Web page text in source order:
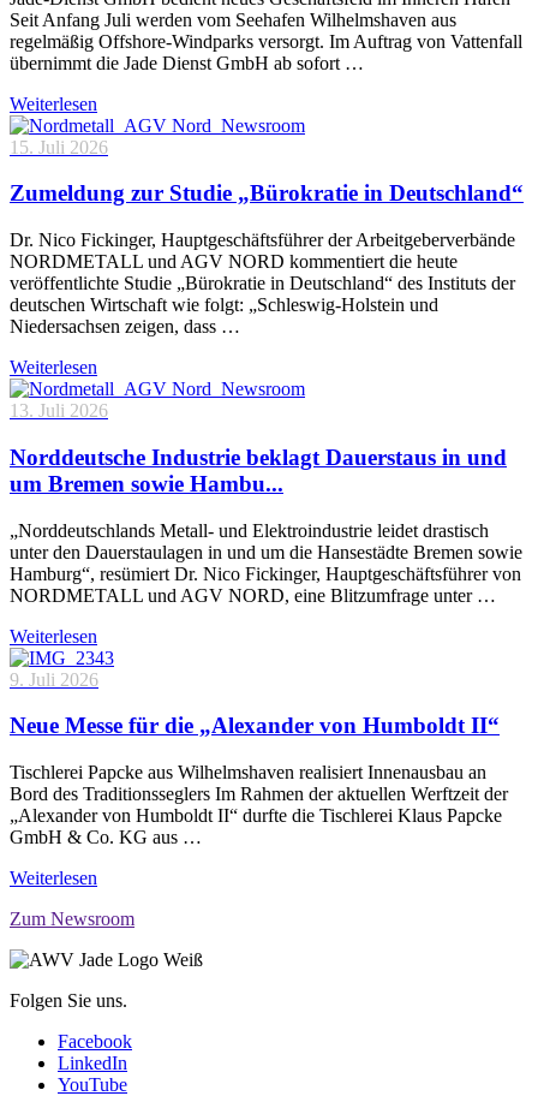
Seit Anfang Juli werden vom Seehafen Wilhelmshaven aus
regelmäßig Offshore-Windparks versorgt. Im Auftrag von Vattenfall
übernimmt die Jade Dienst GmbH ab sofort …
Weiterlesen
15. Juli 2026
Zumeldung zur Studie „Bürokratie in Deutschland“
Dr. Nico Fickinger, Hauptgeschäftsführer der Arbeitgeberverbände
NORDMETALL und AGV NORD kommentiert die heute
veröffentlichte Studie „Bürokratie in Deutschland“ des Instituts der
deutschen Wirtschaft wie folgt: „Schleswig-Holstein und
Niedersachsen zeigen, dass …
Weiterlesen
13. Juli 2026
Norddeutsche Industrie beklagt Dauerstaus in und
um Bremen sowie Hambu...
„Norddeutschlands Metall- und Elektroindustrie leidet drastisch
unter den Dauerstaulagen in und um die Hansestädte Bremen sowie
Hamburg“, resümiert Dr. Nico Fickinger, Hauptgeschäftsführer von
NORDMETALL und AGV NORD, eine Blitzumfrage unter …
Weiterlesen
9. Juli 2026
Neue Messe für die „Alexander von Humboldt II“
Tischlerei Papcke aus Wilhelmshaven realisiert Innenausbau an
Bord des Traditionsseglers Im Rahmen der aktuellen Werftzeit der
„Alexander von Humboldt II“ durfte die Tischlerei Klaus Papcke
GmbH & Co. KG aus …
Weiterlesen
Zum Newsroom
Folgen Sie uns.
Facebook
LinkedIn
YouTube